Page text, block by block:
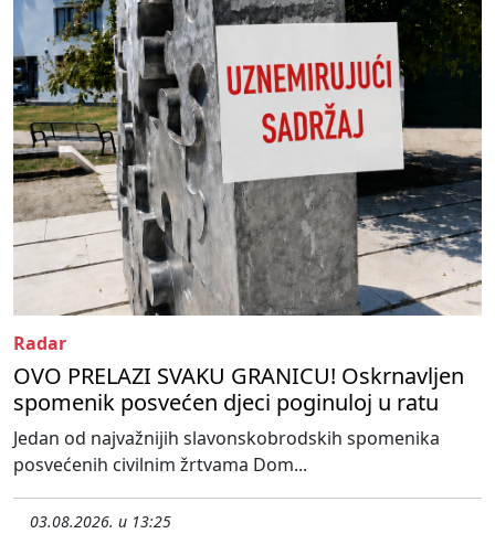
Radar
OVO PRELAZI SVAKU GRANICU! Oskrnavljen
spomenik posvećen djeci poginuloj u ratu
Jedan od najvažnijih slavonskobrodskih spomenika
posvećenih civilnim žrtvama Dom...
03.08.2026. u 13:25